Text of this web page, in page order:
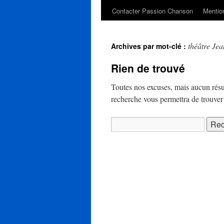
Contacter Passion Chanson
Archives par mot-clé : théâtre
Rien de trouvé
Toutes nos excuses, mais aucun
recherche vous permettra de